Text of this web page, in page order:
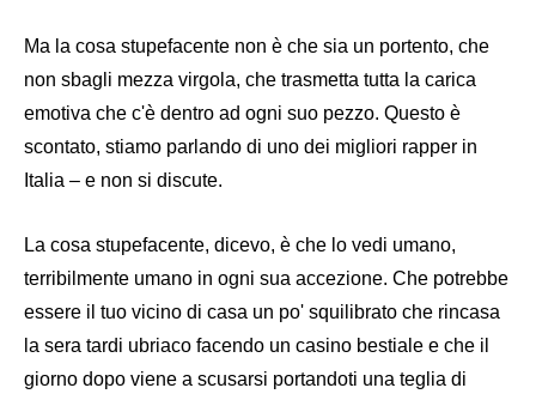
Ma la cosa stupefacente non è che sia un portento, che
non sbagli mezza virgola, che trasmetta tutta la carica
emotiva che c'è dentro ad ogni suo pezzo. Questo è
scontato, stiamo parlando di uno dei migliori rapper in
Italia – e non si discute.
La cosa stupefacente, dicevo, è che lo vedi umano,
terribilmente umano in ogni sua accezione. Che potrebbe
essere il tuo vicino di casa un po' squilibrato che rincasa
la sera tardi ubriaco facendo un casino bestiale e che il
giorno dopo viene a scusarsi portandoti una teglia di